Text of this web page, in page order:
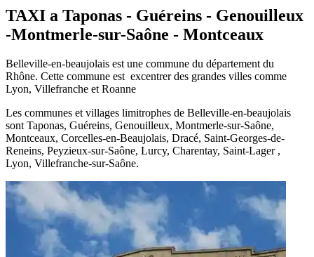
TAXI a Taponas - Guéreins - Genouilleux
-Montmerle-sur-Saône - Montceaux
Belleville-en-beaujolais est une commune du département du
Rhône. Cette commune est excentrer des grandes villes comme
Lyon, Villefranche et Roanne
Les communes et villages limitrophes de Belleville-en-beaujolais
sont Taponas, Guéreins, Genouilleux, Montmerle-sur-Saône,
Montceaux, Corcelles-en-Beaujolais, Dracé, Saint-Georges-de-
Reneins, Peyzieux-sur-Saône, Lurcy, Charentay, Saint-Lager ,
Lyon, Villefranche-sur-Saône.